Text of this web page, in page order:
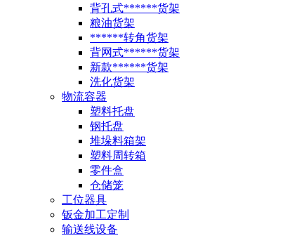
背孔式******货架
粮油货架
******转角货架
背网式******货架
新款******货架
洗化货架
物流容器
塑料托盘
钢托盘
堆垛料箱架
塑料周转箱
零件盒
仓储笼
工位器具
钣金加工定制
输送线设备